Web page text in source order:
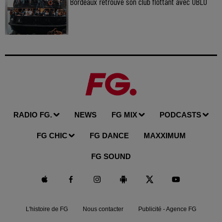
RADIO FG. NEWS FG MIX PODCASTS
FG CHIC FG DANCE MAXXIMUM
FG SOUND
L'histoire de FG Nous contacter Publicité - Agence FG